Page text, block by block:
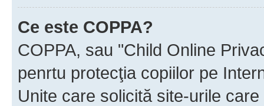
Ce este COPPA?
COPPA, sau "Child Online
penrtu protecţia copiilor pe
Unite care solicită site-urile